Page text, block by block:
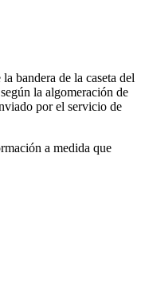
bandera de la caseta del
la algomeración de
por el servicio de
a medida que